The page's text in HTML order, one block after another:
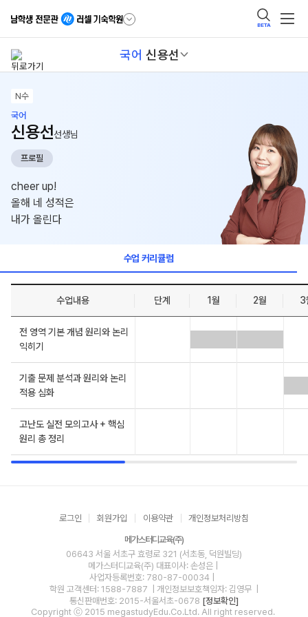
BETA
국어 신용선
N수
국어
신용선선생님
프로필
cheer up!
올해 네 성적은
내가 올린다
수업 커리큘럼
수업내용 단계 1월 2월 3
전 영역 기본 개념 원리와 논리
익히기
기출 문제 분석과 원리와 논리
적용 심화
고난도 실전 모의고사 + 핵심
원리 총 정리
로그인 회원가입 이용약관 개인정보처리방침
메가스터디교육(주)
06643 서울 서초구 효령로 321 (서초동, 덕원빌딩)
메가스터디교육(주) 대표이사: 손성은 |
사업자등록번호: 780-87-00034
학원 고객센터: 1588-7887
| 개인정보보호책임자: 김영무
통신판매번호: 2015-서울서초-0678 [정보확인]
Copyright ⓒ 2015 megastudyEdu.Co.Ltd. All right reserved.